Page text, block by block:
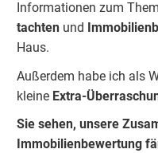
Informationen zum
tachten und
Haus.
Außerdem habe ich als
kleine Extra-
Sie sehen, unsere
Immobilienbewertung